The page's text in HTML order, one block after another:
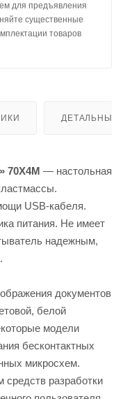
для предъявления
существенные
товаров
ДЕТАЛЬНЫЕ
70X4M — настольная
USB-кабеля.
питания. Не имеет
надежным,
документов
белой
модели
бесконтактных
микросхем.
средств разработки